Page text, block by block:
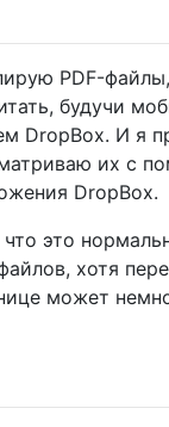
PDF-
будучи
DropBox. И я
их с
DropBox.
это
хотя
может